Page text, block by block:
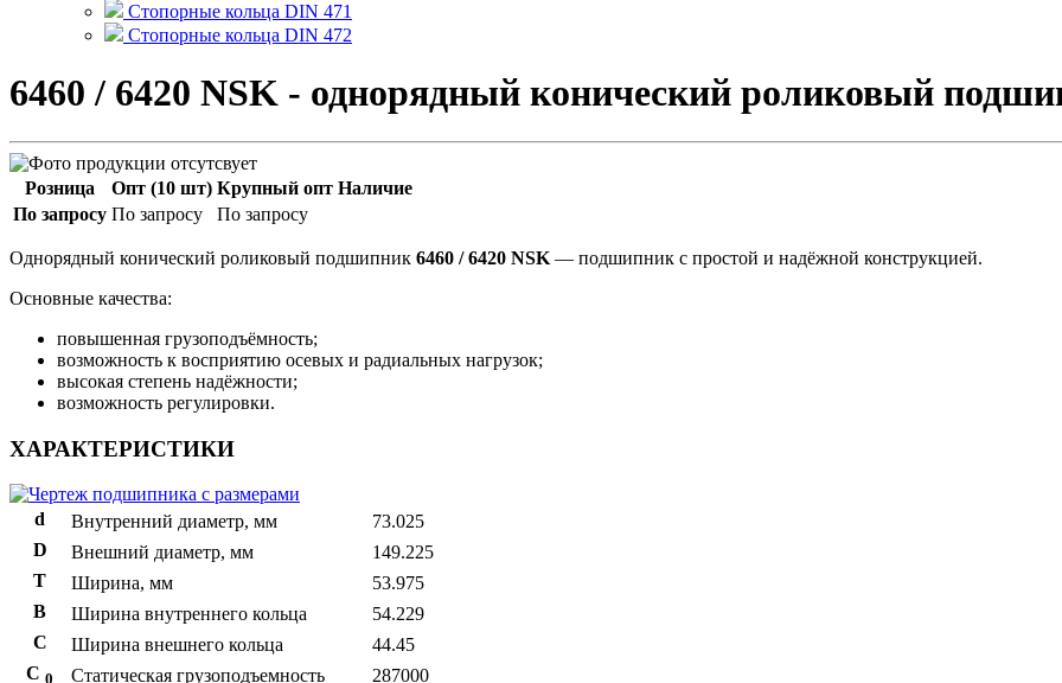
Стопорные кольца DIN 471
Стопорные кольца DIN 472
6460 / 6420 NSK - однорядный конический роликовый
Розница Опт (10 шт) Крупный опт Наличие
По запросу По запросу По запросу
Однорядный конический роликовый подшипник 6460 / 6420 NSK — подшипник с простой и надёжной конструкцией.
Основные качества:
повышенная грузоподъёмность;
возможность к восприятию осевых и радиальных нагрузок;
высокая степень надёжности;
возможность регулировки.
ХАРАКТЕРИСТИКИ
d Внутренний диаметр, мм
73.025
D
Внешний диаметр, мм
149.225
T
Ширина, мм
53.975
B
Ширина внутреннего кольца
54.229
С
Ширина внешнего кольца
44.45
С 0 Статическая грузоподъемность 287000